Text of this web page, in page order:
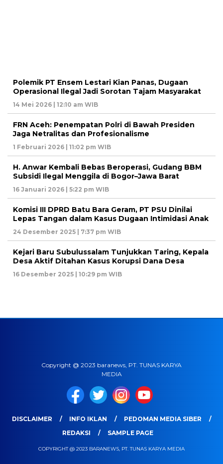
Polemik PT Ensem Lestari Kian Panas, Dugaan
Operasional Ilegal Jadi Sorotan Tajam Masyarakat
14 Mei 2026 | 12:10 am WIB
FRN Aceh: Penempatan Polri di Bawah Presiden
Jaga Netralitas dan Profesionalisme
1 Februari 2026 | 11:02 pm WIB
H. Anwar Kembali Bebas Beroperasi, Gudang BBM
Subsidi Ilegal Menggila di Bogor–Jawa Barat
16 Januari 2026 | 5:22 pm WIB
Komisi III DPRD Batu Bara Geram, PT PSU Dinilai
Lepas Tangan dalam Kasus Dugaan Intimidasi Anak
24 Desember 2025 | 7:37 pm WIB
Kejari Baru Subulussalam Tunjukkan Taring, Kepala
Desa Aktif Ditahan Kasus Korupsi Dana Desa
16 Desember 2025 | 10:29 pm WIB
Copyright @ 2023 baranews, PT. TUNAS KARYA
MEDIA
DISCLAIMER INFO IKLAN
PEDOMAN MEDIA SIBER
REDAKSI
SAMPLE PAGE
COPYRIGHT @ 2023 BARANEWS, PT. TUNAS KARYA MEDIA